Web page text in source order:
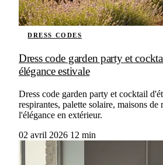
DRESS CODES
Dress code garden party et
élégance estivale
Dress code garden party et cocktail
respirantes, palette solaire, maisons de
l'élégance en extérieur.
02 avril 2026 12 min